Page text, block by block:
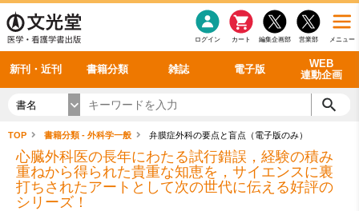
メニュー
営業部
編集企画部
カート
ログイン
新刊・近刊 書籍分類 雑誌 電子版
WEB
連動企画
感染症 老年医学
看護・介護
呼吸器
循環器
シリーズ一覧
雑誌投稿規定
理学療法
雑誌案内・年間購読 最新号 バックナンバー
電子書籍
電子雑誌
書籍「データに基づく臨床動作分析」WEB動画
書籍「眼手術学」WEB動画
書籍「神経症候学 II 改訂第二版」 WEB動画
新刊一覧
今後の発行予定
書名
TOP 書籍分類 - 外科学一般 弁膜症外科の要点と盲点（電子版のみ）
心臓外科医の長年にわたる試行錯誤，経験の積み
重ねから得られた貴重な知恵を，サイエンスに裏
打ちされたアートとして次の世代に伝える好評の
シリーズ！